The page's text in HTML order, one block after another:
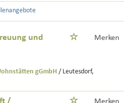
und
Merken
gGmbH / Leutesdorf,